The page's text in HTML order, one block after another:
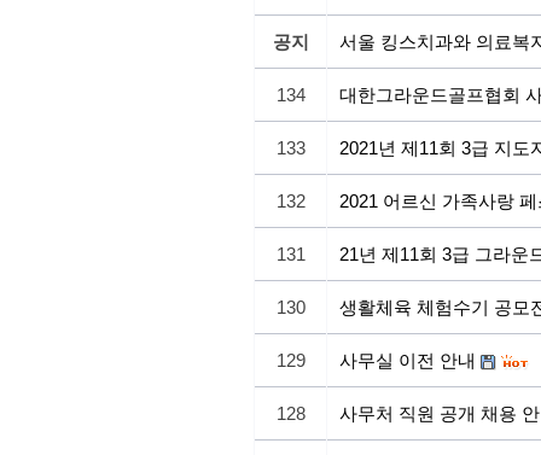
공지 서울 킹스치과와 의료복
134 대한그라운드골프협회
133 2021년 제11회 3급 지도
132 2021 어르신 가족사랑
131 21년 제11회 3급 그라운
130 생활체육 체험수기 공모
129 사무실 이전 안내
128 사무처 직원 공개 채용